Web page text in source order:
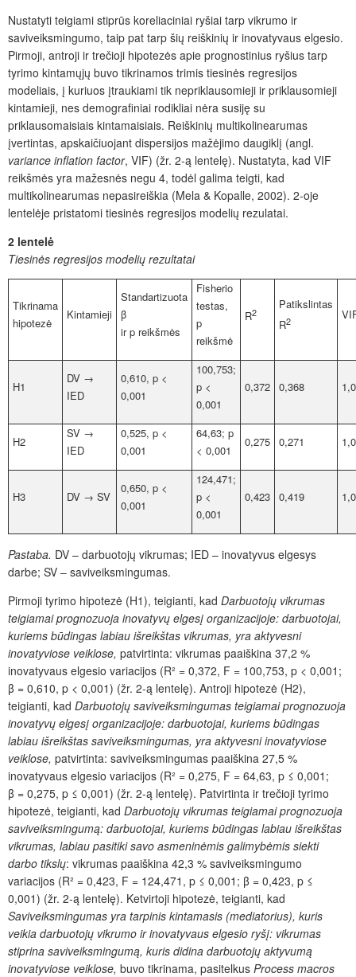
Nustatyti teigiami stiprūs koreliaciniai ryšiai tarp vikrumo ir
saviveiksmingumo, taip pat tarp šių reiškinių ir inovatyvaus elgesio.
Pirmoji, antroji ir trečioji hipotezės apie prognostinius ryšius tarp
tyrimo kintamųjų buvo tikrinamos trimis tiesinės regresijos
modeliais, į kuriuos įtraukiami tik nepriklausomieji ir priklausomieji
kintamieji, nes demografiniai rodikliai nėra susiję su
priklausomaisiais kintamaisiais. Reiškinių multikolinearumas
įvertintas, apskaičiuojant dispersijos mažėjimo daugiklį (angl.
variance inflation factor, VIF) (žr. 2-ą lentelę). Nustatyta, kad VIF
reikšmės yra mažesnės negu 4, todėl galima teigti, kad
multikolinearumas nepasireiškia (Mela & Kopalle, 2002). 2-oje
lentelėje pristatomi tiesinės regresijos modelių rezulatai.
2 lentelė
Tiesinės regresijos modelių rezultatai
Tikrinama
hipotezė
Kintamieji
Standartizuota
β
ir p reikšmės
Fisherio
testas,
p
reikšmė
R2
Patikslintas
R2
H1
DV →
IED
0,610, p <
0,001
100,753;
p <
0,001
0,372 0,368
H2
SV →
IED
0,525, p <
0,001
64,63; p
< 0,001
0,275 0,271
H3 DV → SV
0,650, p <
0,001
124,471;
p <
0,001
0,423 0,419
Pastaba. DV – darbuotojų vikrumas; IED – inovatyvus elgesys
darbe; SV – saviveiksmingumas.
Pirmoji tyrimo hipotezė (H1), teigianti, kad Darbuotojų vikrumas
teigiamai prognozuoja inovatyvų elgesį organizacijoje: darbuotojai,
kuriems būdingas labiau išreikštas vikrumas, yra aktyvesni
inovatyviose veiklose, patvirtinta: vikrumas paaiškina 37,2 %
inovatyvaus elgesio variacijos (R² = 0,372, F = 100,753, p < 0,001;
β = 0,610, p < 0,001) (žr. 2-ą lentelę). Antroji hipotezė (H2),
teigianti, kad Darbuotojų saviveiksmingumas teigiamai prognozuoja
inovatyvų elgesį organizacijoje: darbuotojai, kuriems būdingas
labiau išreikštas saviveiksmingumas, yra aktyvesni inovatyviose
veiklose, patvirtinta: saviveiksmingumas paaiškina 27,5 %
inovatyvaus elgesio variacijos (R² = 0,275, F = 64,63, p ≤ 0,001;
β = 0,275, p ≤ 0,001) (žr. 2-ą lentelę). Patvirtinta ir trečioji tyrimo
hipotezė, teigianti, kad Darbuotojų vikrumas teigiamai prognozuoja
saviveiksmingumą: darbuotojai, kuriems būdingas labiau išreikštas
vikrumas, labiau pasitiki savo asmeninėmis galimybėmis siekti
darbo tikslų: vikrumas paaiškina 42,3 % saviveiksmingumo
variacijos (R² = 0,423, F = 124,471, p ≤ 0,001; β = 0,423, p ≤
0,001) (žr. 2-ą lentelę). Ketvirtoji hipotezė, teigianti, kad
Saviveiksmingumas yra tarpinis kintamasis (mediatorius), kuris
veikia darbuotojų vikrumo ir inovatyvaus elgesio ryšį: vikrumas
stiprina saviveiksmingumą, kuris didina darbuotojų aktyvumą
inovatyviose veiklose, buvo tikrinama, pasitelkus Process macros